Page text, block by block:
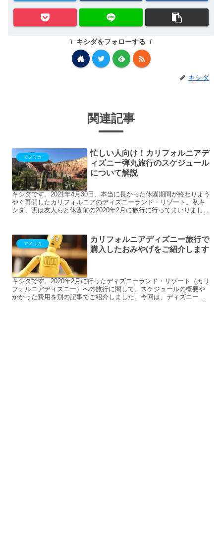
キシダをフォローする
キシダ
関連記事
アメリカ
忙しい人向け！カリフォルニアデ
ィズニー弾丸旅行のスケジュール
について解説
キシダです。2021年4月30日、本当に長かった休園期間が終わりよう
やく再開したカリフォルニアのディズニーランド・リゾート。私キ
シダ、実は友人らと休園前の2020年2月に旅行に行ってまいりまし
アメリカ
カリフォルニアディズニー旅行で
購入したおみやげをご紹介します
キシダです。2020年2月に行ったディズニーランド・リゾート（カリ
フォルニアディズニー）への旅行に関して、スケジュールの概要や
かかった費用を別の記事でご紹介しました。今回は、ディズニーラ